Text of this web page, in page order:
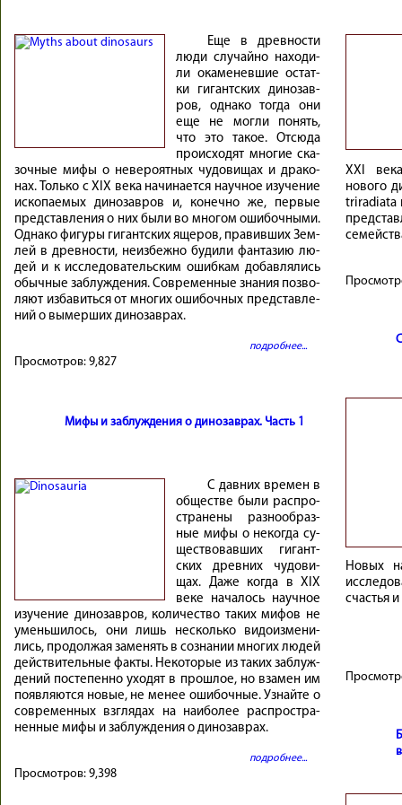
Еще в древ­но­сти
лю­ди слу­чай­но нахо­ди­
ли ока­ме­нев­шие остат­
ки ги­гант­ских ди­но­зав­
ров, од­на­ко то­гда они
еще не мог­ли по­нять,
что это та­кое. От­сюда
проис­хо­дят мно­гие ска­
зоч­ные ми­фы о не­ве­ро­ят­ных чу­до­ви­щах и дра­ко­
нах. Толь­ко с XIX ве­ка на­чи­на­ется науч­ное изу­че­ние
ис­ко­па­е­мых ди­но­зав­ров и, ко­неч­но же, пер­вые
пред­став­ле­ния о них бы­ли во мно­гом оши­боч­ны­ми.
Од­на­ко фи­гу­ры ги­гант­ских яще­ров, пра­вив­ших Зем­
лей в древ­но­сти, неиз­беж­но бу­ди­ли фан­та­зию лю­
дей и к ис­сле­до­ва­тель­ским ошиб­кам до­бав­ля­лись
обыч­ные за­блуж­де­ния. Со­вре­мен­ные зна­ния поз­во­
ляют из­ба­виться от мно­гих оши­боч­ных пред­став­ле­
ний о вы­мер­ших ди­но­зав­рах.
подробнее...
Просмотров: 9,827
Мифы и заблуждения о динозаврах. Часть 1
С давних времен в
об­ще­стве бы­ли рас­про­
стра­не­ны раз­но­об­раз­
ные ми­фы о не­ко­гда су­
ще­ство­вав­ших ги­гант­
ских древ­них чу­до­ви­
щах. Даже ко­гда в XIX
ве­ке нача­лось науч­ное
изуче­ние ди­но­зав­ров, ко­ли­че­ство та­ких ми­фов не
умень­ши­лось, они лишь не­сколь­ко ви­до­из­ме­ни­
лись, про­дол­жая за­ме­нять в со­зна­нии мно­гих лю­дей
дей­стви­тель­ные фак­ты. Не­ко­то­рые из та­ких за­блуж­
де­ний по­сте­пен­но ухо­дят в про­шлое, но вза­мен им
по­яв­ля­ются но­вые, не ме­нее оши­боч­ные. Узнай­те о
со­вре­мен­ных взгля­дах на наи­бо­лее рас­про­стра­
нен­ные ми­фы и за­блуж­де­ния о ди­но­зав­рах.
подробнее...
Просмотров: 9,398
XXI
нового
triradiata
Новых
счастья